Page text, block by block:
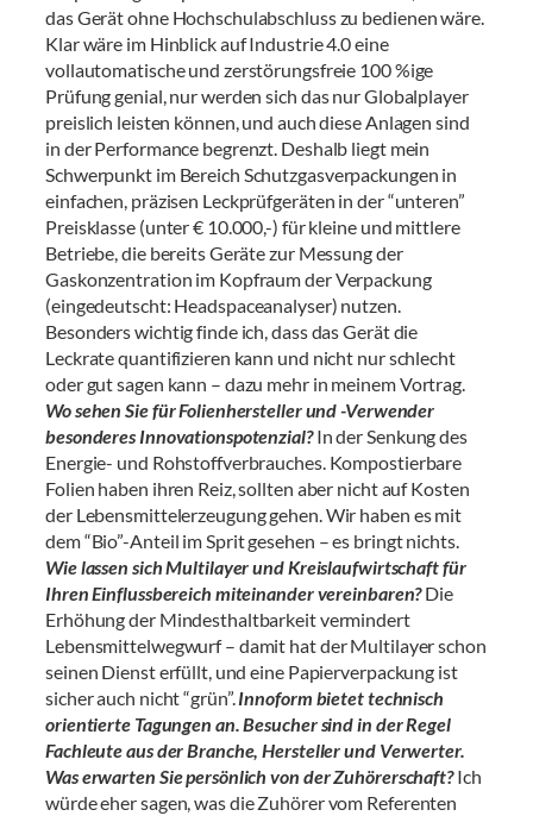
das Gerät ohne Hochschulabschluss zu bedienen wäre.
Klar wäre im Hinblick auf Industrie 4.0 eine
vollautomatische und zerstörungsfreie 100 %ige
Prüfung genial, nur werden sich das nur Globalplayer
preislich leisten können, und auch diese Anlagen sind
in der Performance begrenzt. Deshalb liegt mein
Schwerpunkt im Bereich Schutzgasverpackungen in
einfachen, präzisen Leckprüfgeräten in der “unteren”
Preisklasse (unter € 10.000,-) für kleine und mittlere
Betriebe, die bereits Geräte zur Messung der
Gaskonzentration im Kopfraum der Verpackung
(eingedeutscht: Headspaceanalyser) nutzen.
Besonders wichtig finde ich, dass das Gerät die
Leckrate quantifizieren kann und nicht nur schlecht
oder gut sagen kann – dazu mehr in meinem Vortrag.
Wo sehen Sie für Folienhersteller und -Verwender
besonderes Innovationspotenzial?In der Senkung des
Energie- und Rohstoffverbrauches. Kompostierbare
Folien haben ihren Reiz, sollten aber nicht auf Kosten
der Lebensmittelerzeugung gehen. Wir haben es mit
dem “Bio”-Anteil im Sprit gesehen – es bringt nichts.
Wie lassen sich Multilayer und Kreislaufwirtschaft für
Ihren Einflussbereich miteinander vereinbaren?Die
Erhöhung der Mindesthaltbarkeit vermindert
Lebensmittelwegwurf – damit hat der Multilayer schon
seinen Dienst erfüllt, und eine Papierverpackung ist
sicher auch nicht “grün”.Innoform bietet technisch
orientierte Tagungen an. Besucher sind in der Regel
Fachleute aus der Branche, Hersteller und Verwerter.
Was erwarten Sie persönlich von der Zuhörerschaft?Ich
würde eher sagen, was die Zuhörer vom Referenten